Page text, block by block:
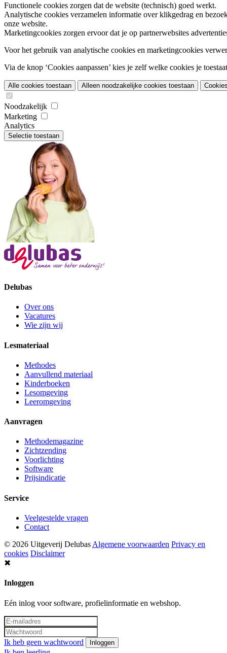
Functionele cookies zorgen dat de website (technisch) goed werkt.
Analytische cookies verzamelen informatie over klikgedrag en
onze website.
Marketingcookies zorgen ervoor dat je op partnerwebsites
Voor het gebruik van analytische cookies en marketingcookies
Via de knop ‘Cookies aanpassen’ kies je zelf welke cookies je
Alle cookies toestaan Alleen noodzakelijke cookies toestaan
Noodzakelijk
Marketing
Analytics
Selectie toestaan
Delubas
Over ons
Vacatures
Wie zijn wij
Lesmateriaal
Methodes
Aanvullend materiaal
Kinderboeken
Lesomgeving
Leeromgeving
Aanvragen
Methodemagazine
Zichtzending
Voorlichting
Software
Prijsindicatie
Service
Veelgestelde vragen
Contact
© 2026 Uitgeverij Delubas Algemene voorwaarden Privacy en
cookies Disclaimer
✖
Inloggen
Eén inlog voor software, profielinformatie en webshop.
Ik heb geen wachtwoord Inloggen